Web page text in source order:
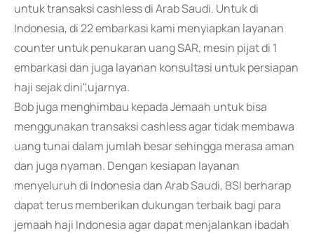
untuk transaksi cashless di Arab Saudi. Untuk di
Indonesia, di 22 embarkasi kami menyiapkan layanan
counter untuk penukaran uang SAR, mesin pijat di 1
embarkasi dan juga layanan konsultasi untuk persiapan
haji sejak dini",ujarnya.
Bob juga menghimbau kepada Jemaah untuk bisa
menggunakan transaksi cashless agar tidak membawa
uang tunai dalam jumlah besar sehingga merasa aman
dan juga nyaman. Dengan kesiapan layanan
menyeluruh di Indonesia dan Arab Saudi, BSI berharap
dapat terus memberikan dukungan terbaik bagi para
jemaah haji Indonesia agar dapat menjalankan ibadah